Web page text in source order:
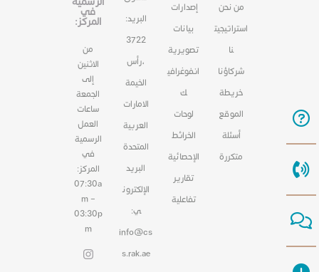
من نحن
استراتيجيت
نا
شركاؤنا
خريطة
الموقع
أسئلة
متكررة
إصدارات
بيانات
تصويرية
انفوغرافي
ك
لوحات
الخرائط
الإحصائية
تقارير
تفاعلية
البريد:
3722
،رأس
الخيمة
الامارات
العربية
المتحدة
البريد
الإلكترون
ي:
info@cs
s.rak.ae
في
المركز:
من
الاثنين
إلى
الجمعة
ساعات
العمل
الرسمية
في
المركز:
07:30a
m –
03:30p
m